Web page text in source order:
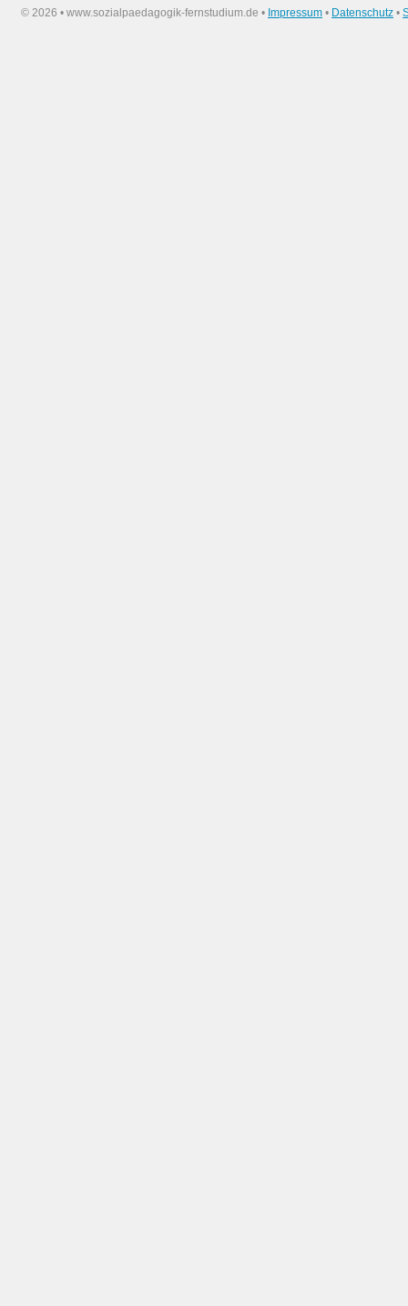
© 2026 • www.sozialpaedagogik-fernstudium.de • Impressum • Datenschutz •